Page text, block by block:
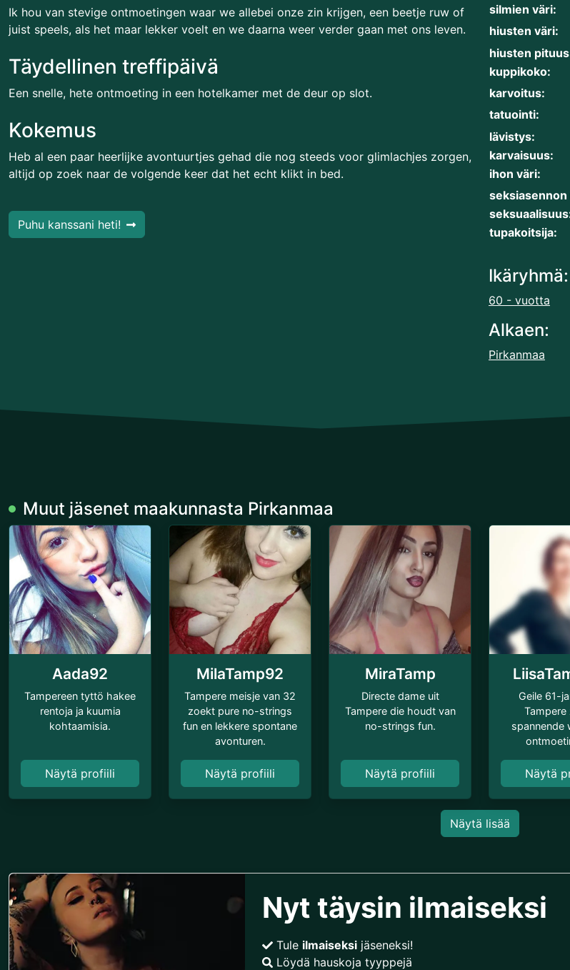
Ik hou van stevige ontmoetingen waar we allebei onze zin krijgen, een beetje ruw of
juist speels, als het maar lekker voelt en we daarna weer verder gaan met ons leven.
Täydellinen treffipäivä
Een snelle, hete ontmoeting in een hotelkamer met de deur op slot.
Kokemus
Heb al een paar heerlijke avontuurtjes gehad die nog steeds voor glimlachjes zorgen,
altijd op zoek naar de volgende keer dat het echt klikt in bed.
Puhu kanssani heti!
silmien väri:
hiusten väri:
hiusten
kuppikoko:
karvoitus:
tatuointi:
lävistys:
karvaisuus:
ihon väri:
tupakoitsija:
Ikäryhmä:
60 - vuotta
Alkaen:
Pirkanmaa
Muut jäsenet maakunnasta Pirkanmaa
Aada92
Tampereen tyttö hakee
rentoja ja kuumia
kohtaamisia.
Näytä profiili
MilaTamp92
Tampere meisje van 32
zoekt pure no-strings
fun en lekkere spontane
avonturen.
Näytä profiili
MiraTamp
Directe dame uit
Tampere die houdt van
no-strings fun.
Näytä profiili
Geile 61-
Tampere
spannende
Näytä
Näytä lisää
Nyt täysin ilmaiseksi
Tule ilmaiseksijäseneksi!
Löydä hauskoja tyyppejä